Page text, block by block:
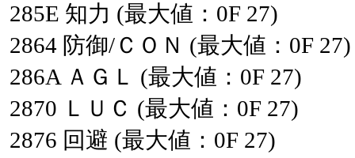
285E 知力 (最大値：0F 27)
2864 防御/ＣＯＮ (最大値：0F 27)
286A ＡＧＬ (最大値：0F 27)
2870 ＬＵＣ (最大値：0F 27)
2876 回避 (最大値：0F 27)